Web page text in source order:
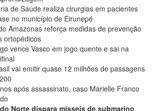
de Saúde realiza cirurgias em pacientes
no município de Eirunepé
Amazonas reforça medidas de prevenção
ortopédicos
vence Vasco em jogo quente e sai na
vai emitir quase 12 milhões de passagens
após assassinato, caso Marielle Franco
Norte dispara mísseis de submarino